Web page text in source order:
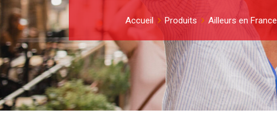
Accueil Produits Ailleurs en France